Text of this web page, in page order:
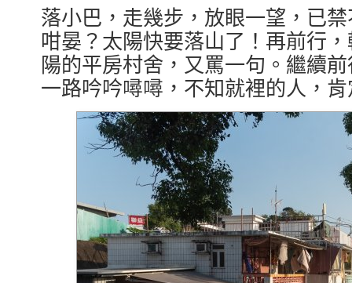
落小巴，走幾步，放眼一望，已
咁晏？太陽快要落山了！再前行
陽的平房村舍，又罵一句。繼續
一路吟吟噚噚，不知就裡的人，